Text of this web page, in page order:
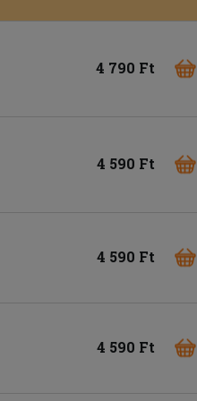
4 790 Ft
4 590 Ft
4 590 Ft
4 590 Ft